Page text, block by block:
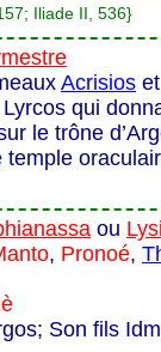
Iliade II, 536}
Acrisios et
qui
le trône
ou
, Pronoé,
Son fils